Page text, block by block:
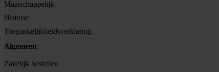
Maatschappelijk
Historie
Toegankelijkheidsverklaring
Algemeen
Zakelijk bestellen